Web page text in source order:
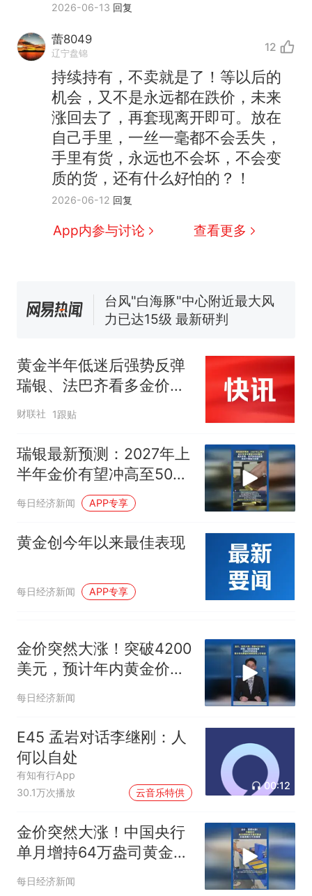
2026-06-13 回复
蕾8049
辽宁盘锦 12
持续持有，不卖就是了！等以后的
机会，又不是永远都在跌价，未来
涨回去了，再套现离开即可。放在
自己手里，一丝一毫都不会丢失，
手里有货，永远也不会坏，不会变
质的货，还有什么好怕的？！
2026-06-12 回复
App内参与讨论 查看更多
热 那个在床头放菜刀的女孩，
因老师一句“跟我回家”改写了
人生费大厨“全国小炒肉大王”称
号，仅凭视频评出？中国烹饪
力已达15级 最新研判
佛山一中学招聘物理教师，笔
已叫停招聘，成立调查组全面
核查
笔试第一被第二名传话劝弃考
官方通报
那个在床头放菜刀的女孩，
因老师一句“跟我回家”改写了
黄金半年低迷后强势反弹
瑞银、法巴齐看多金价冲
击5000美元
财联社 1跟贴
瑞银最新预测：2027年上
半年金价有望冲高至5000
每日经济新闻 APP专享
黄金创今年以来最佳表现
每日经济新闻 APP专享
金价突然大涨！突破4200
美元，预计年内黄金价格
将回到上行通道
每日经济新闻
E45 孟岩对话李继刚：人
何以自处
有知有行App
30.1万次播放
云音乐特供
00:12
金价突然大涨！中国央行
单月增持64万盎司黄金，
已连续第21个月增持
每日经济新闻